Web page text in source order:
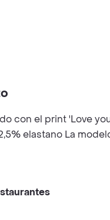
con el print 'Love
elastano La